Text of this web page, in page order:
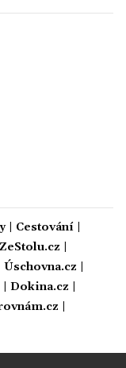
| Cestování|
ZeStolu.cz
Úschovna.cz
Dokina.cz